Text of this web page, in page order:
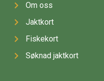
Om oss
Jaktkort
Fiskekort
Søknad jaktkort